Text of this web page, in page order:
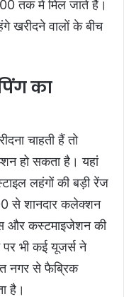
तक में मिल जाते हैं।
खरीदने वालों के बीच
का
चाहती हैं तो
हो सकता है। यहां
लहंगों की बड़ी रेंज
से शानदार कलेक्शन
और कस्टमाइजेशन की
पर भी कई यूजर्स ने
नगर से फैब्रिक
है।